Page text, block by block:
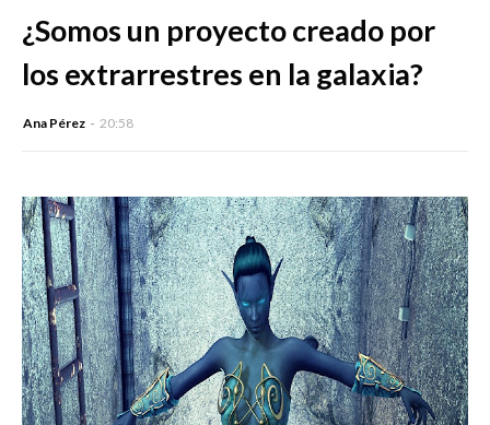
¿Somos un proyecto creado por
los extrarrestres en la galaxia?
Ana Pérez 20:58